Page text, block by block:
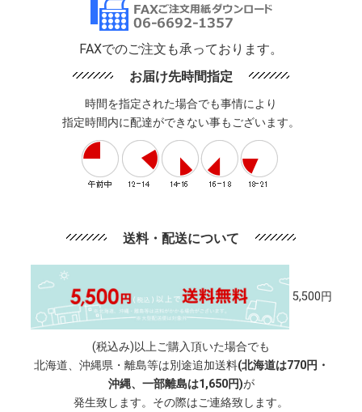
FAXでのご注文も承っております。
お届け先時間指定
時間を指定された場合でも事情により
指定時間内に配達ができない事もございます。
送料・配送について
5,500円
(税込み)以上ご購入頂いた場合でも
北海道、沖縄県・離島等は別途追加送料(北海道は770円・
沖縄、一部離島は1,650円)が
発生致します。その際はご連絡致します。